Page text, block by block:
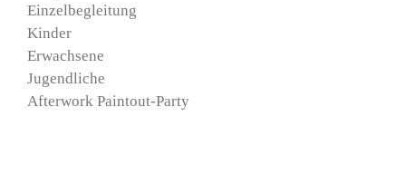
Einzelbegleitung
Kinder
Erwachsene
Jugendliche
Afterwork Paintout-Party